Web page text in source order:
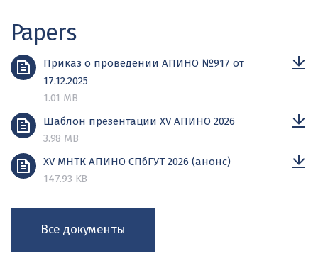
Papers
Приказ о проведении АПИНО №917 от
17.12.2025
1.01 MB
Шаблон презентации XV АПИНО 2026
3.98 MB
XV МНТК АПИНО СПбГУТ 2026 (анонс)
147.93 KB
Все документы